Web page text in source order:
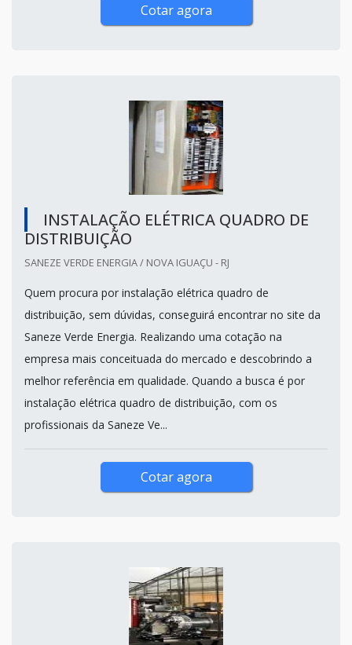
Cotar agora
INSTALAÇÃO ELÉTRICA QUADRO DE
DISTRIBUIÇÃO
SANEZE VERDE ENERGIA / NOVA IGUAÇU - RJ
Quem procura por instalação elétrica quadro de
distribuição, sem dúvidas, conseguirá encontrar no site da
Saneze Verde Energia. Realizando uma cotação na
empresa mais conceituada do mercado e descobrindo a
melhor referência em qualidade. Quando a busca é por
instalação elétrica quadro de distribuição, com os
profissionais da Saneze Ve...
Cotar agora